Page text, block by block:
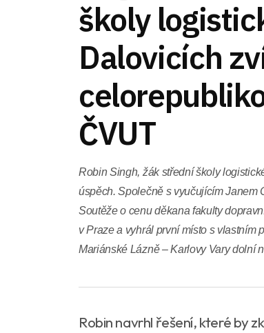
školy
Dalovicích
ČVUT
Robin Singh, žák střední školy
úspěch. Společně s vyučujícím Janem
Soutěže o cenu děkana fakulty
v Praze a vyhrál první místo s vlastním
Mariánské Lázně – Karlovy Vary dolní
Robin navrhl řešení, které by